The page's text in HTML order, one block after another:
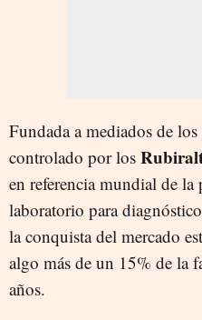
Fundada a mediados de
controlado por los
en referencia mundial de
laboratorio para
la conquista del mercado
algo más de un 15% de la
años.